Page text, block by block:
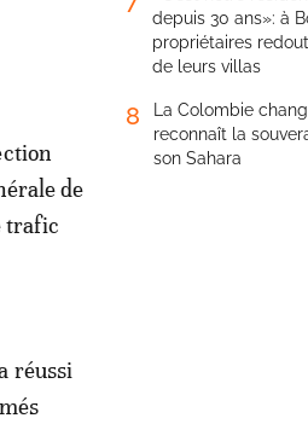
de
trafic
réussi
depuis 30 ans»: à
propriétaires
de leurs villas
8
La Colombie
reconnaît la
son Sahara